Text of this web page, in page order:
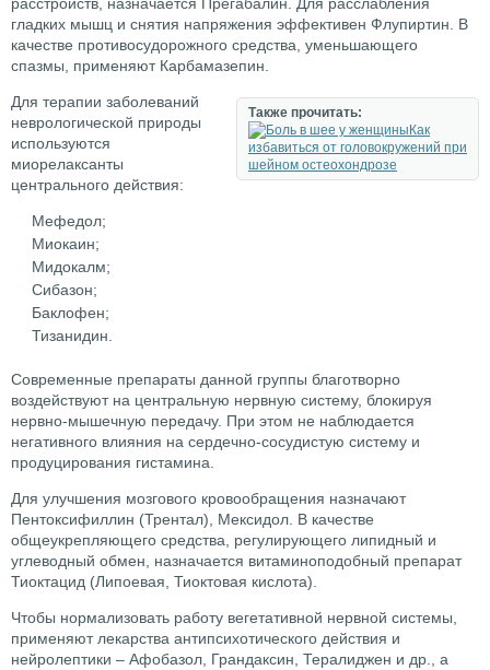
расстройств, назначается Прегабалин. Для расслабления
гладких мышц и снятия напряжения эффективен Флупиртин. В
качестве противосудорожного средства, уменьшающего
спазмы, применяют Карбамазепин.
Также прочитать:
Как
избавиться от головокружений при
шейном остеохондрозе
Для терапии заболеваний
неврологической природы
используются
миорелаксанты
центрального действия:
Мефедол;
Миокаин;
Мидокалм;
Сибазон;
Баклофен;
Тизанидин.
Современные препараты данной группы благотворно
воздействуют на центральную нервную систему, блокируя
нервно-мышечную передачу. При этом не наблюдается
негативного влияния на сердечно-сосудистую систему и
продуцирования гистамина.
Для улучшения мозгового кровообращения назначают
Пентоксифиллин (Трентал), Мексидол. В качестве
общеукрепляющего средства, регулирующего липидный и
углеводный обмен, назначается витаминоподобный препарат
Тиоктацид (Липоевая, Тиоктовая кислота).
Чтобы нормализовать работу вегетативной нервной системы,
применяют лекарства антипсихотического действия и
нейролептики – Афобазол, Грандаксин, Тералиджен и др., а